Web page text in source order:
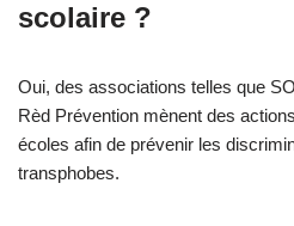
scolaire ?
Oui, des associations telles que
Rèd Prévention mènent des
écoles afin de prévenir les
transphobes.